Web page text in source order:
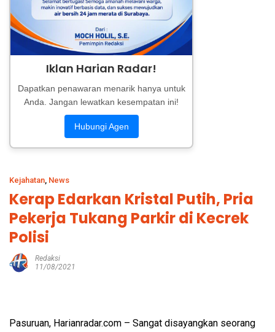
Iklan Harian Radar!
Dapatkan penawaran menarik hanya untuk
Anda. Jangan lewatkan kesempatan ini!
Hubungi Agen
Kejahatan, News
Kerap Edarkan Kristal Putih, Pria
Pekerja Tukang Parkir di Kecrek
Polisi
Redaksi
11/08/2021
Pasuruan, Harianradar.com – Sangat disayangkan seorang